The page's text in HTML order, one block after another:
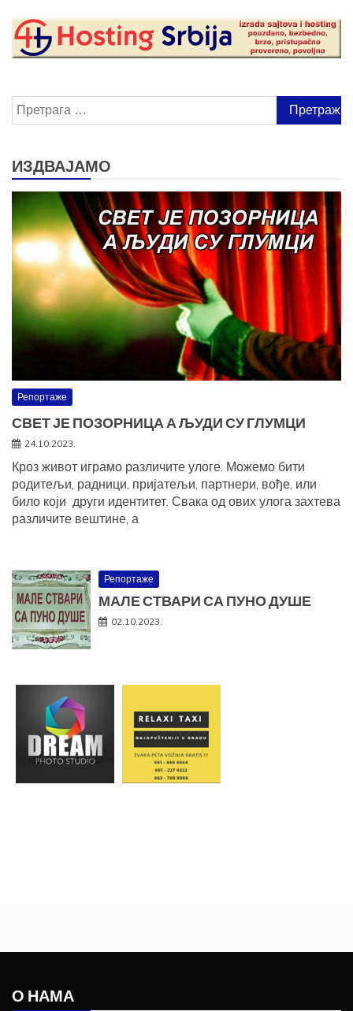
Претрага
за:
ИЗДВАЈАМО
Репортаже
СВЕТ ЈЕ ПОЗОРНИЦА А ЉУДИ СУ ГЛУМЦИ
24.10.2023.
Кроз живот играмо различите улоге. Можемо бити
родитељи, радници, пријатељи, партнери, вође, или
било који други идентитет. Свака од ових улога захтева
различите вештине, а
Репортаже
МАЛЕ СТВАРИ СА ПУНО ДУШЕ
02.10.2023.
О НАМА